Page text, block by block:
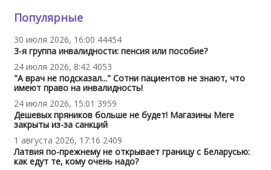
Популярные
30 июля 2026, 16:00 44454
3-я группа инвалидности: пенсия или пособие?
24 июля 2026, 8:42 4053
"А врач не подсказал..." Сотни пациентов не знают, что
имеют право на инвалидность!
24 июля 2026, 15:01 3959
Дешевых пряников больше не будет! Магазины Mere
закрыты из-за санкций
1 августа 2026, 17:16 2409
Латвия по-прежнему не открывает границу с Беларусью:
как едут те, кому очень надо?